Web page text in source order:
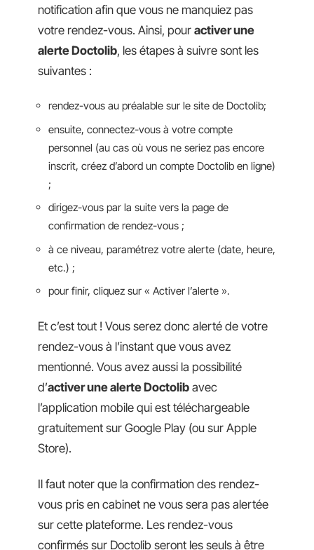
notification afin que vous ne manquiez pas
votre rendez-vous. Ainsi, pour activer une
alerte Doctolib, les étapes à suivre sont les
suivantes :
rendez-vous au préalable sur le site de Doctolib;
ensuite, connectez-vous à votre compte
personnel (au cas où vous ne seriez pas encore
inscrit, créez d’abord un compte Doctolib en ligne)
;
dirigez-vous par la suite vers la page de
confirmation de rendez-vous ;
à ce niveau, paramétrez votre alerte (date, heure,
etc.) ;
pour finir, cliquez sur « Activer l’alerte ».
Et c’est tout ! Vous serez donc alerté de votre
rendez-vous à l’instant que vous avez
mentionné. Vous avez aussi la possibilité
d’activer une alerte Doctolib avec
l’application mobile qui est téléchargeable
gratuitement sur Google Play (ou sur Apple
Store).
Il faut noter que la confirmation des rendez-
vous pris en cabinet ne vous sera pas alertée
sur cette plateforme. Les rendez-vous
confirmés sur Doctolib seront les seuls à être